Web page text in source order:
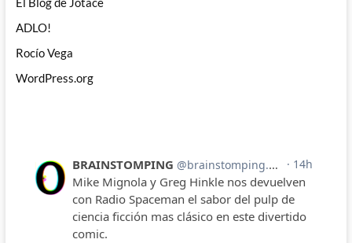
ADLO!
Rocío Vega
WordPress.org